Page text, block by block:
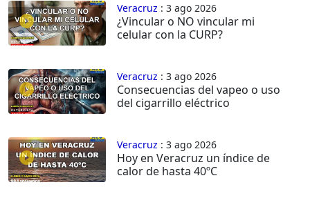
Veracruz : 3 ago 2026
¿Vincular o NO vincular mi
celular con la CURP?
Veracruz : 3 ago 2026
Consecuencias del vapeo o uso
del cigarrillo eléctrico
Veracruz : 3 ago 2026
Hoy en Veracruz un índice de
calor de hasta 40ºC